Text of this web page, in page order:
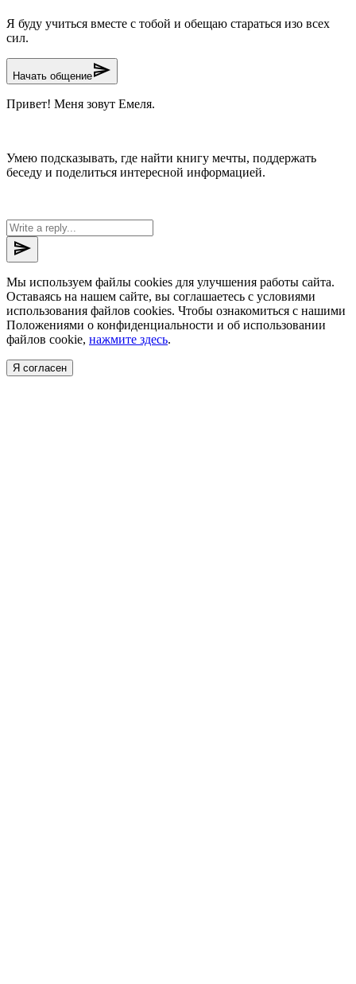
Я буду учиться вместе с тобой и обещаю стараться изо всех
сил.
Начать общениеsend
Привет! Меня зовут Емеля.
Умею подсказывать, где найти книгу мечты, поддержать
беседу и поделиться интересной информацией.
send
Мы используем файлы cookies для улучшения работы сайта.
Оставаясь на нашем сайте, вы соглашаетесь с условиями
использования файлов cookies. Чтобы ознакомиться с нашими
Положениями о конфиденциальности и об использовании
файлов cookie, нажмите здесь.
Я согласен